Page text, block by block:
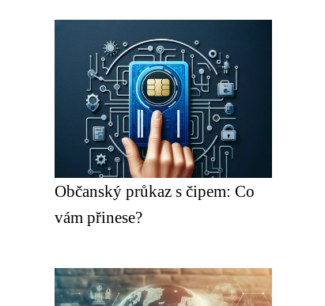
Občanský průkaz s čipem: Co
vám přinese?